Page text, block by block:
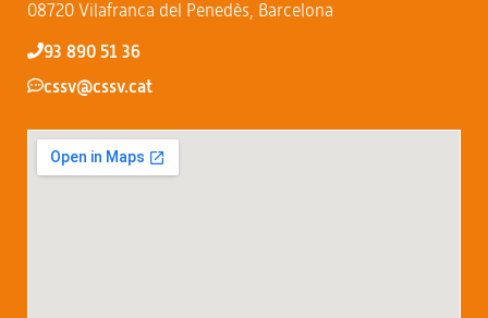
08720 Vilafranca del Penedès, Barcelona
93 890 51 36
cssv@cssv.cat